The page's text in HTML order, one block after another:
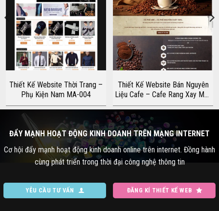
Thiết Kế Website Thời Trang –
Phụ Kiện Nam MA-004
Thiết Kế Website Bán Nguyên
Liệu Cafe – Cafe Rang Xay MA-
014
ĐẨY MẠNH HOẠT ĐỘNG KINH DOANH TRÊN MẠNG INTERNET
Cơ hội đẩy mạnh hoạt động kinh doanh online trên internet. Đồng hành
cùng phát triển trong thời đại công nghệ thông tin
YÊU CẦU TƯ VẤN ĐĂNG KÍ THIẾT KẾ WEB